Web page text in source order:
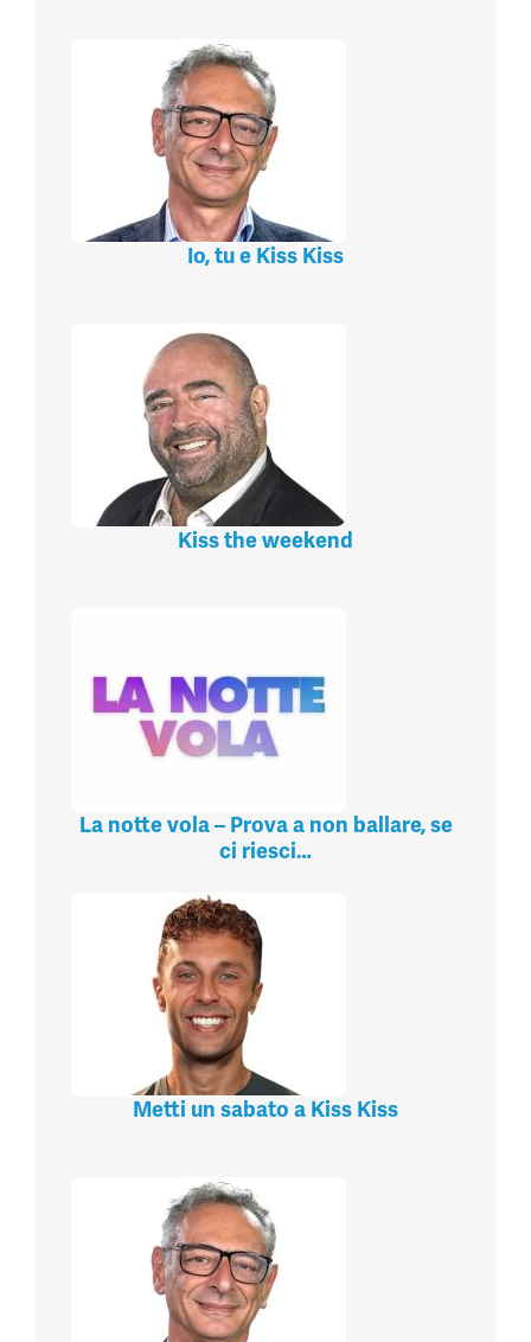
Io, tu e Kiss Kiss
Kiss the weekend
La notte vola – Prova a non ballare, se
ci riesci…
Metti un sabato a Kiss Kiss